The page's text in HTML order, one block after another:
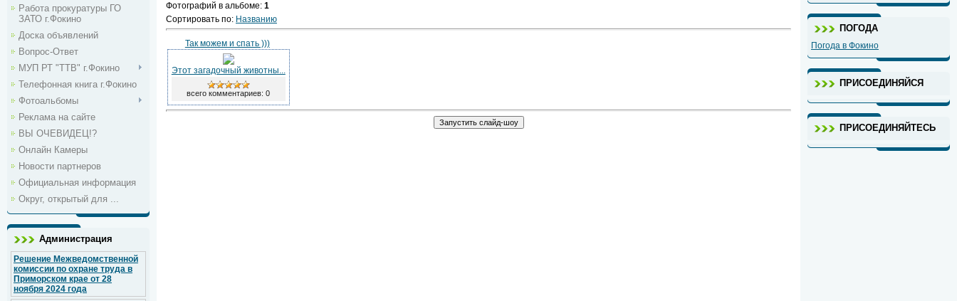
Работа прокуратуры ГО
ЗАТО г.Фокино
Доска объявлений
Вопрос-Ответ
МУП РТ "ТТВ" г.Фокино
Телефонная книга г.Фокино
Фотоальбомы
Реклама на сайте
ВЫ ОЧЕВИДЕЦ!?
Онлайн Камеры
Новости партнеров
Официальная информация
Округ, открытый для ...
Администрация
Решение Межведомственной
комиссии по охране труда в
Приморском крае от 28
ноября 2024 года
Фотографий в альбоме: 1
Сортировать по: Названию
Так можем и спать )))
Этот загадочный животны...
всего комментариев: 0
ПОГОДА
Погода в Фокино
ПРИСОЕДИНЯЙСЯ
ПРИСОЕДИНЯЙТЕСЬ